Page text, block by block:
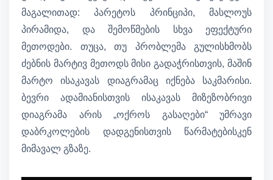
მაგალითად: პარეტოს პრინციპი, მასლოუს
პირამიდა, და შემოწმების სხვა ეფექტური
მეთოდები. თუცა, თუ პრობლემა გულისხმობს
ძებნის მარტივ მეთოდს მისი გადაჭრისთვის, მაშინ
მარტო ისაკავას დიაგრამაც იქნება საკმარისი.
ბევრი ადამიანისთვის ისაკავას მიზეზობრივი
დიაგრამა არის „ოქროს გასაღები“ უმრავი
დაბრკოლების დადგენისთვის წარმატებისკენ
მიმავალ გზაზე.